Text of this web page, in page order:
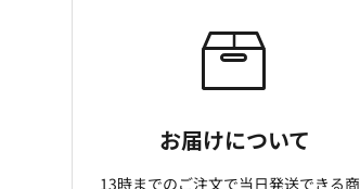
お届けについて
13時までのご注文で当日発送できる商